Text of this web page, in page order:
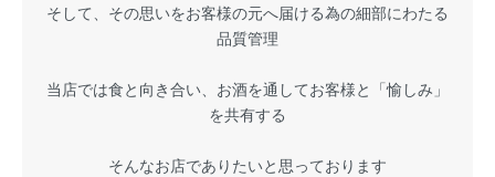
そして、その思いをお客様の元へ届ける為の細部にわたる
品質管理
当店では食と向き合い、お酒を通してお客様と「愉しみ」
を共有する
そんなお店でありたいと思っております